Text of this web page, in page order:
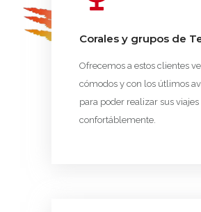
Corales y grupos de
Ofrecemos a estos clientes
cómodos y con los útlimos
para poder realizar sus viajes
confortáblemente.